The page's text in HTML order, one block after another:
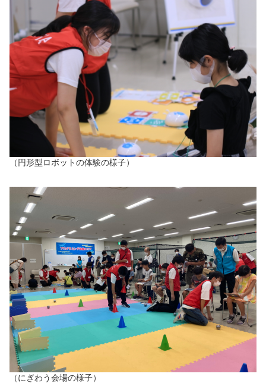
（円形型ロボットの体験の様子）
（にぎわう会場の様子）